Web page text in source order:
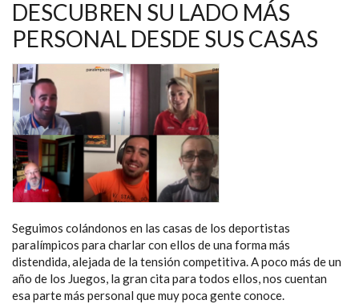
TE
FORTALECE’,
Y
CREO
ES
ALGO
REPRESENTA
MUY
BIEN”
DESCUBREN SU LADO MÁS
PERSONAL DESDE SUS CASAS
Seguimos colándonos en las casas de los deportistas
paralímpicos para charlar con ellos de una forma más
distendida, alejada de la tensión competitiva. A poco más de un
año de los Juegos, la gran cita para todos ellos, nos cuentan
esa parte más personal que muy poca gente conoce.